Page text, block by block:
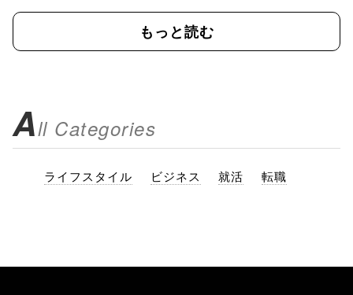
もっと読む
All Categories
ライフスタイル ビジネス 就活 転職